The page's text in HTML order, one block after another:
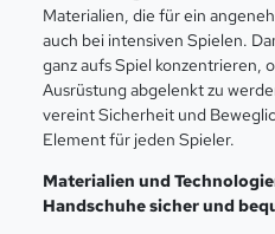
Materialien, die für ein
auch bei intensiven Spielen.
ganz aufs Spiel konzentrieren,
Ausrüstung abgelenkt zu
vereint Sicherheit und
Element für jeden Spieler.
Materialien und
Handschuhe sicher und